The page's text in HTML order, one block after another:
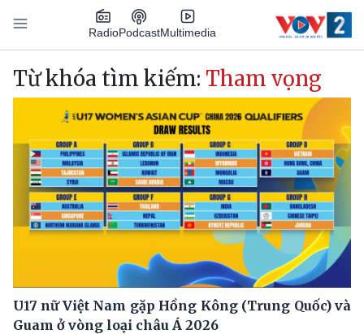
Nhảy đến nội dung
RadioPodcastMultimedia
Main navigation
Từ khóa tìm kiếm: Tham vọng
U17 nữ Việt Nam gặp Hồng Kông (Trung Quốc) và
Guam ở vòng loại châu Á 2026